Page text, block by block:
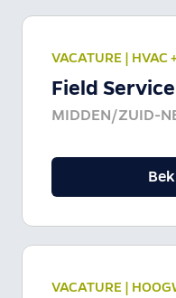
VACATURE | HVAC
Field
MIDDEN/ZUID-
VACATURE |